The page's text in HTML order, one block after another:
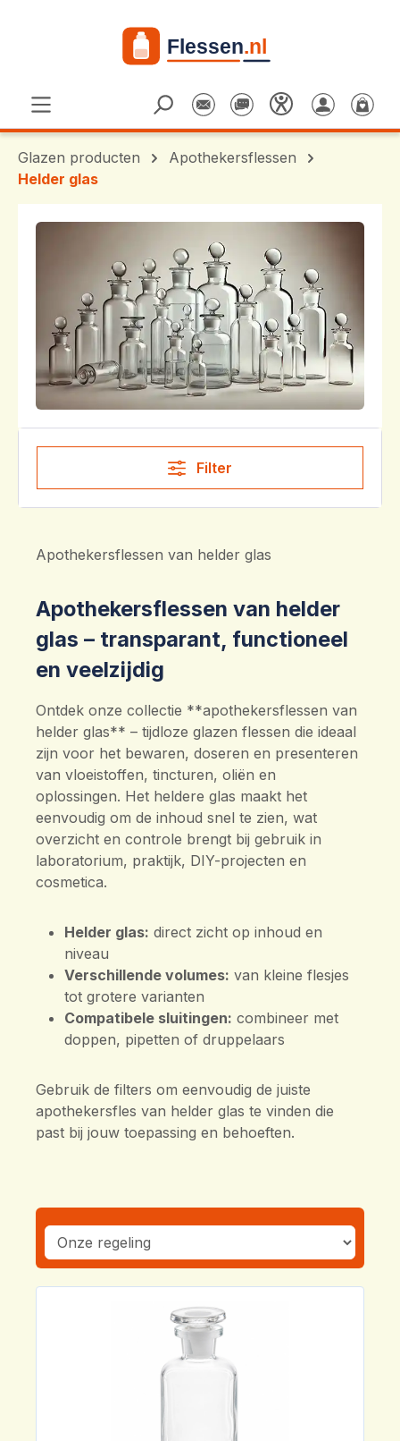
Glazen producten
Apothekersflessen
Helder glas
Filter
Apothekersflessen van helder glas
Apothekersflessen van helder
glas – transparant, functioneel
en veelzijdig
Ontdek onze collectie **apothekersflessen van
helder glas** – tijdloze glazen flessen die ideaal
zijn voor het bewaren, doseren en presenteren
van vloeistoffen, tincturen, oliën en
oplossingen. Het heldere glas maakt het
eenvoudig om de inhoud snel te zien, wat
overzicht en controle brengt bij gebruik in
laboratorium, praktijk, DIY-projecten en
cosmetica.
Helder glas: direct zicht op inhoud en
niveau
Verschillende volumes: van kleine flesjes
tot grotere varianten
Compatibele sluitingen: combineer met
doppen, pipetten of druppelaars
Gebruik de filters om eenvoudig de juiste
apothekersfles van helder glas te vinden die
past bij jouw toepassing en behoeften.